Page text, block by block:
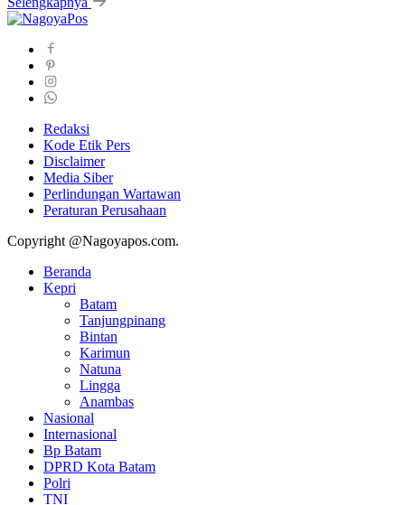
Redaksi
Kode Etik Pers
Disclaimer
Media Siber
Perlindungan Wartawan
Peraturan Perusahaan
Copyright @Nagoyapos.com.
Beranda
Kepri
Batam
Tanjungpinang
Bintan
Karimun
Natuna
Lingga
Anambas
Nasional
Internasional
Bp Batam
DPRD Kota Batam
Polri
TNI